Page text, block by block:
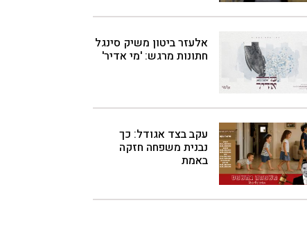
אלעזר ביטון משיק סינגל
חתונות מרגש: 'מי אדיר'
עקב בצד אגודל: כך
נבנית משפחה חזקה
באמת